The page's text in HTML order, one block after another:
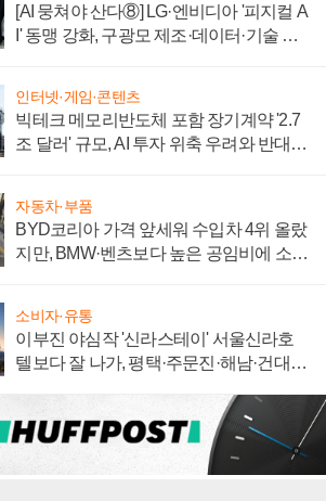
[AI 뭉쳐야 산다⑧] LG·엔비디아 '피지컬 A
I' 동맹 강화, 구광모 제조·데이터·기술 결
인터넷·게임·콘텐츠
빅테크 메모리반도체 포함 장기계약 '2.7
조 달러' 규모, AI 투자 위축 우려와 반대
자동차·부품
BYD코리아 가격 앞세워 수입차 4위 올랐
지만, BMW·벤츠보다 높은 공임비에 소비
소비자·유통
이부진 야심작 '신라스테이' 서울신라호
텔보다 잘 나가, 평택·주문진·해남·건대로